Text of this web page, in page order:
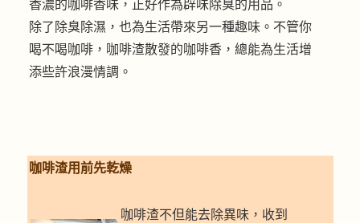
香濃的咖啡香味，正好作為辟味除臭的用品。
除了除臭除濕，也為生活帶來另一種趣味。不管你
喝不喝咖啡，咖啡渣散發的咖啡香，總能為生活增
添些許浪漫情調。
咖啡渣用前先乾燥
咖啡渣不但能去除異味，收到